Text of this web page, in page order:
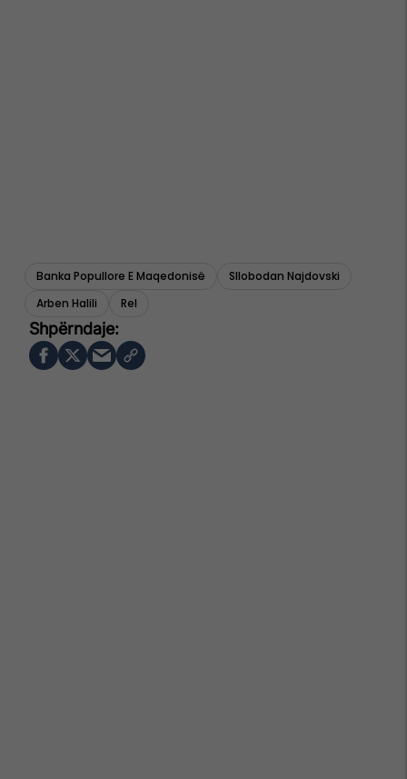
Banka Popullore E Maqedonisë
Sllobodan Najdovski
Arben Halili
Rel